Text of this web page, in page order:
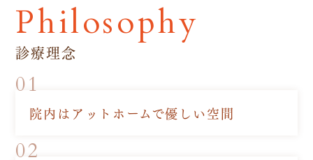
Philosophy
診療理念
01
院内はアットホームで優しい空間
02